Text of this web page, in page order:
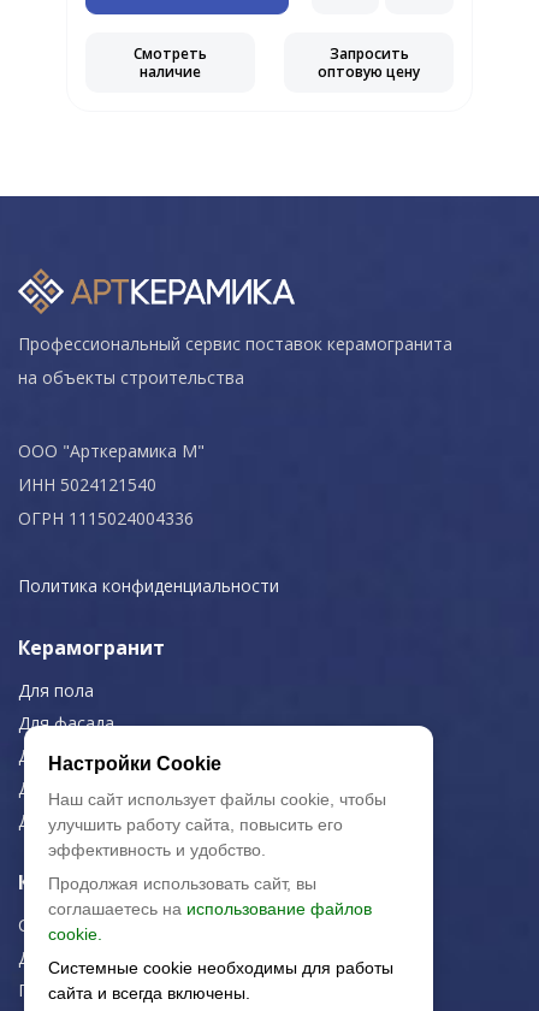
Смотреть
наличие
Запросить
оптовую цену
Профессиональный сервис поставок керамогранита
на объекты строительства
ООО "Арткерамика М"
ИНН 5024121540
ОГРН 1115024004336
Политика конфиденциальности
Керамогранит
Для пола
Для фасада
Для дома/офиса
Для МОП
Для улицы
Керамическая плитка
Строительная плитка
Для дома/офиса
Плитка для стен
Настройки Cookie
Наш сайт использует файлы cookie, чтобы
улучшить работу сайта, повысить его
эффективность и удобство.
Продолжая использовать сайт, вы
соглашаетесь на использование файлов
cookie.
Системные cookie необходимы для работы
сайта и всегда включены.